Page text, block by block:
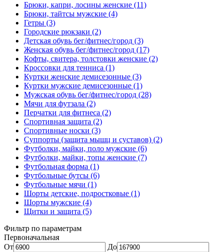
Брюки, капри, лосины женские (11)
Брюки, тайтсы мужские (4)
Гетры (3)
Городские рюкзаки (2)
Детская обувь бег/фитнес/город (3)
Женская обувь бег/фитнес/город (17)
Кофты, свитера, толстовки женские (2)
Кроссовки для тенниса (1)
Куртки женские демисезонные (3)
Куртки мужские демисезонные (1)
Мужская обувь бег/фитнес/город (28)
Мячи для футзала (2)
Перчатки для фитнеса (2)
Спортивная защита (2)
Спортивные носки (3)
Суппорты (защита мышц и суставов) (2)
Футболки, майки, поло мужские (6)
Футболки, майки, топы женские (7)
Футбольная форма (1)
Футбольные бутсы (6)
Футбольные мячи (1)
Шорты детские, подростковые (1)
Шорты мужские (4)
Щитки и защита (5)
Фильтр по параметрам
Первоначальная
От
До